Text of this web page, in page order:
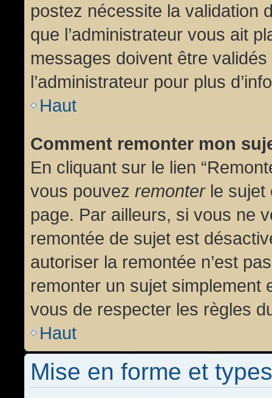
postez nécessite la validation
que l’administrateur vous ait
messages doivent être
l’administrateur pour plus
Haut
Comment remonter mon
En cliquant sur le lien
vous pouvez remonterle sujet
page. Par ailleurs, si vous ne
remontée de sujet est
autoriser la remontée n’est
remonter un sujet simplement
vous de respecter les règles
Haut
Mise en forme et